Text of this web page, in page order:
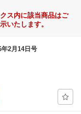
ス内に該当商品はご
いたします。
2月14日号